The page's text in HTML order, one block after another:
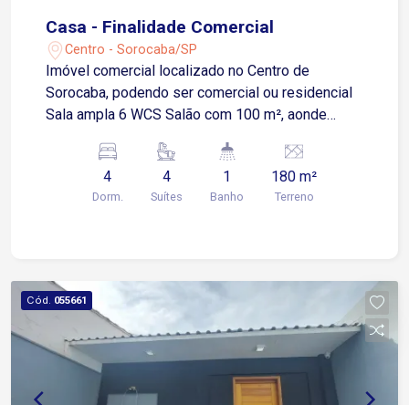
Casa - Finalidade Comercial
Centro - Sorocaba/SP
Imóvel comercial localizado no Centro de
Sorocaba, podendo ser comercial ou residencial
Sala ampla 6 WCS Salão com 100 m², aonde
possui uma escada com acesso para o 2º andar ,
4
Dorm.
4
Suítes
1
Banho
180 m²
Terreno
Cód. 055661